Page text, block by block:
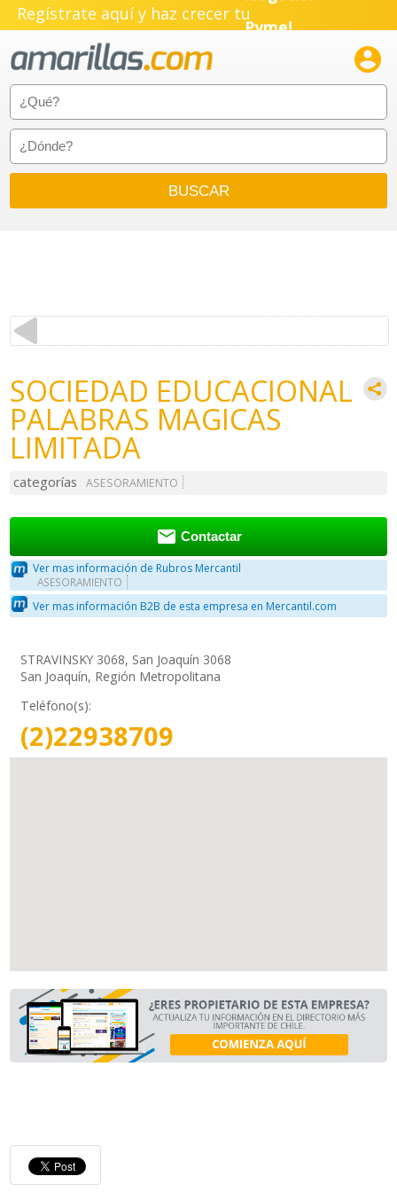
Regístrate aquí y haz crecer tuNegocio!
Emprendimiento!

SOCIEDAD EDUCACIONAL
PALABRAS MAGICAS
LIMITADA
categorías ASESORAMIENTO
 Contactar
Ver mas información de Rubros Mercantil
ASESORAMIENTO
Ver mas información B2B de esta empresa en Mercantil.com
STRAVINSKY 3068, San Joaquín 3068
San Joaquín, Región Metropolitana
Teléfono(s):
(2)22938709